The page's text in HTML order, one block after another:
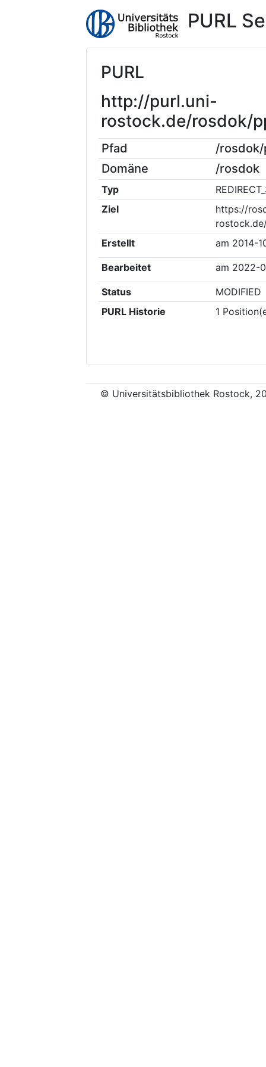
PURL
PURL
http://purl.uni-
rostock.de/rosdok/
Pfad
/
Domäne
/rosdok
Typ
Ziel
https://
Erstellt
am 2014-
Bearbeitet am 2022-
Status
MODIFIED
PURL Historie
1
© Universitätsbibliothek Rostock,